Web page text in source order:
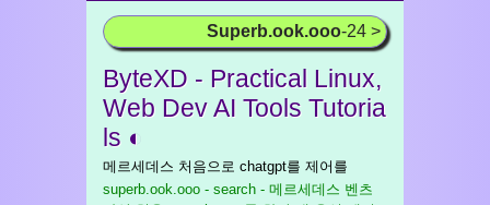
Superb.ook.ooo-24 >
ByteXD - Practical Linux,
Web Dev AI Tools Tutoria
ls ◐
메르세데스 처음으로 chatgpt를 제어를
superb.ook.ooo - search - 메르세데스 벤츠